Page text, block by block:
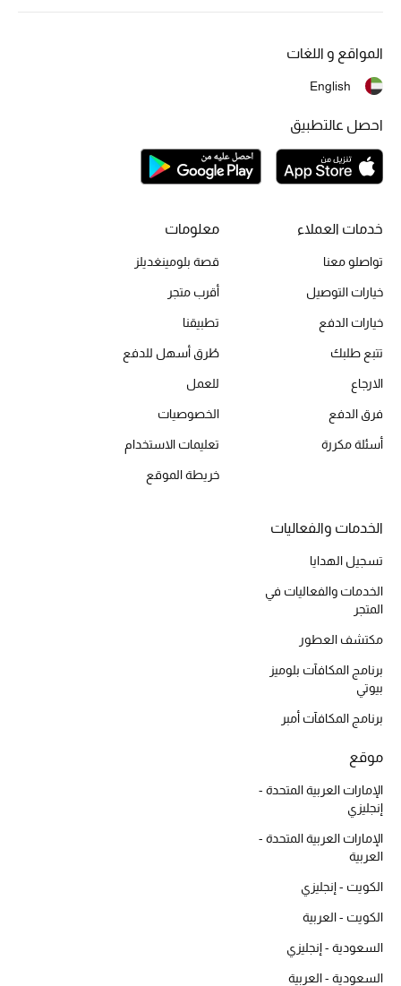
أبرز الحقائب
الموسم الجديد
أحذية النسائية
تشكيلة الأحذية
الأحذية الرجالية
أبرز المصممين
أحذية مختارة
جميع مستحضرات الجمال
العطور
مكتشف العطور
خدمات العملاء
تواصلو معنا
خيارات التوصيل
خيارات الدفع
تتبع طلبك
الارجاع
فرق الدفع
أسئلة مكررة
معلومات
قصة بلومينغديلز
أقرب متجر
تطبيقنا
طُرق أسهل للدفع
للعمل
الخصوصيات
تعليمات الاستخدام
خريطة الموقع
الخدمات والفعاليات
تسجيل الهدايا
الخدمات والفعاليات في
المتجر
مكتشف العطور
برنامج المكافآت بلوميز
بيوتي
برنامج المكافآت أمبر
موقع
الإمارات العربية المتحدة -
إنجليزي
الإمارات العربية المتحدة -
العربية
الكويت - إنجليزي
الكويت - العربية
السعودية - إنجليزي
السعودية - العربية
المواقع و اللغات
English
احصل عالتطبيق